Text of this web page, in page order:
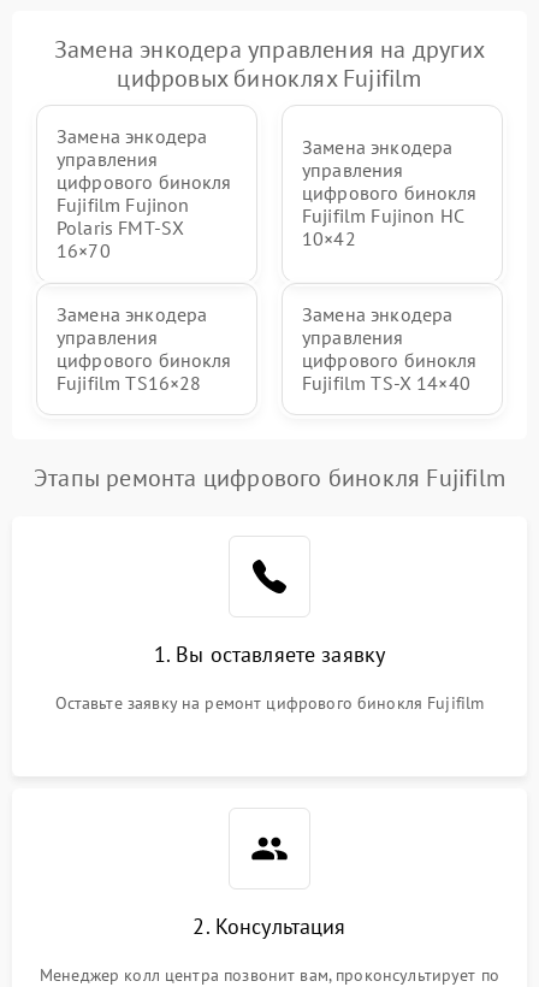
Замена энкодера управления на других
цифровых биноклях Fujifilm
Замена энкодера
управления
цифрового бинокля
Fujifilm Fujinon
Polaris FMT‑SX
16×70
Замена энкодера
управления
цифрового бинокля
Fujifilm Fujinon HC
10×42
Замена энкодера
управления
цифрового бинокля
Fujifilm TS16×28
Замена энкодера
управления
цифрового бинокля
Fujifilm TS‑X 14×40
Этапы ремонта цифрового бинокля Fujifilm
1. Вы оставляете заявку
Оставьте заявку на ремонт цифрового бинокля Fujifilm
2. Консультация
Менеджер колл центра позвонит вам, проконсультирует по